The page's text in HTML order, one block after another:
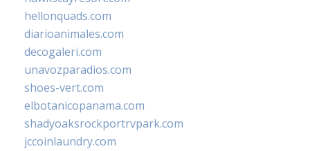
hellonquads.com
diarioanimales.com
decogaleri.com
unavozparadios.com
shoes-vert.com
elbotanicopanama.com
shadyoaksrockportrvpark.com
jccoinlaundry.com